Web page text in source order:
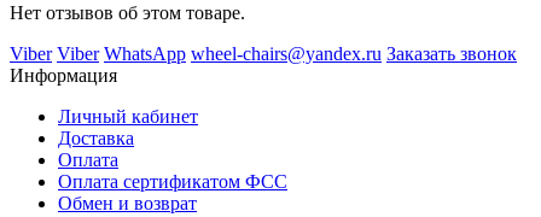
Нет отзывов об этом товаре.
Viber Viber WhatsApp wheel-chairs@yandex.ru Заказать звонок
Информация
Личный кабинет
Доставка
Оплата
Оплата сертификатом ФСС
Обмен и возврат